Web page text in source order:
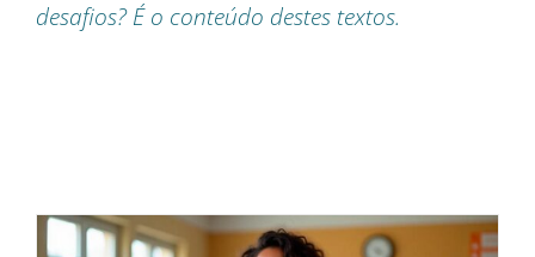
desafios? É o conteúdo destes textos.